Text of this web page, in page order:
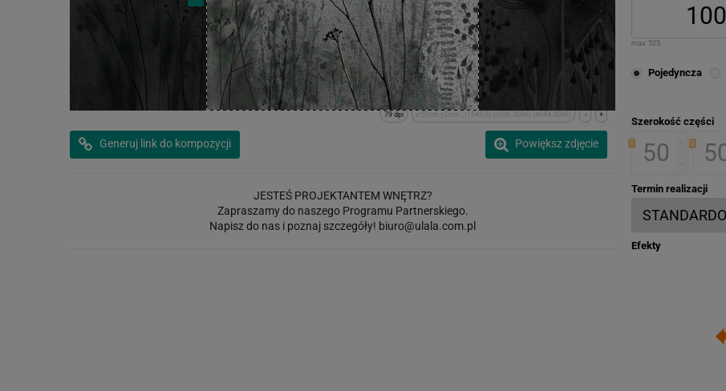
+
-
x:50cm y:0cm | (1548,0) (3096,3096) (4644,3096)
79 dpi
Powiększ zdjęcie
Generuj link do kompozycji
JESTEŚ PROJEKTANTEM WNĘTRZ?
Zapraszamy do naszego Programu Partnerskiego.
Napisz do nas i poznaj szczegóły! biuro@ulala.com.pl
max: 525
Pojedyncza
Szerokość części
1 2
Termin realizacji
Efekty